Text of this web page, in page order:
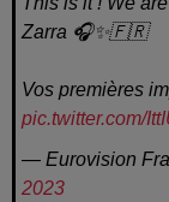
Zarra 🎧✨🇫🇷
Vos premières
pic.twitter.com/
— Eurovision
2023